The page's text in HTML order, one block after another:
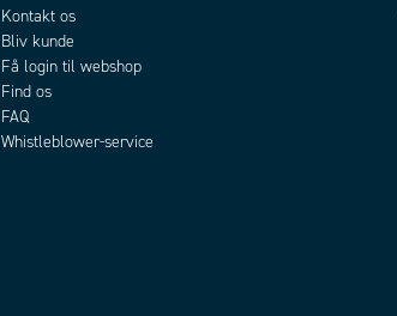
Kontakt os
Bliv kunde
Få login til webshop
Find os
FAQ
Whistleblower-service